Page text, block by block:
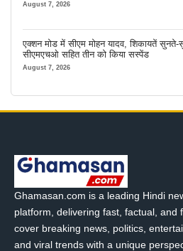
August 7, 2026
एक्शन मोड में सीएम मोहन यादव, शिकायतें सुनते-
सीएमएचओ सहित तीन को किया सस्पेंड
August 7, 2026
Ghamasan.com is a leading Hindi
platform, delivering fast, factual, and
cover breaking news, politics,
and viral trends with a unique